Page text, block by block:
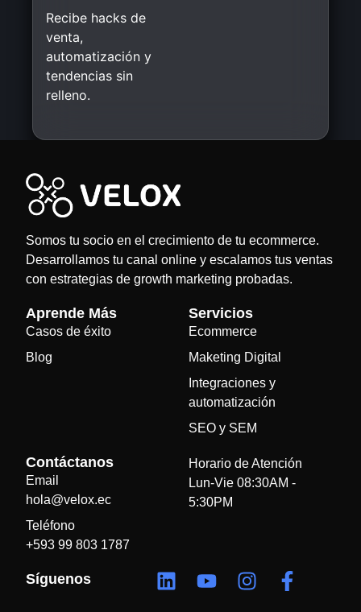
Recibe hacks de
venta,
automatización y
tendencias sin
relleno.
Somos tu socio en el crecimiento de tu ecommerce.
Desarrollamos tu canal online y escalamos tus ventas
con estrategias de growth marketing probadas.
Aprende Más
Casos de éxito
Blog
Servicios
Ecommerce
Maketing Digital
Integraciones y
automatización
SEO y SEM
Contáctanos
Email
hola@velox.ec
Teléfono
+593 99 803 1787
Horario de Atención
Lun-Vie 08:30AM -
5:30PM
Síguenos